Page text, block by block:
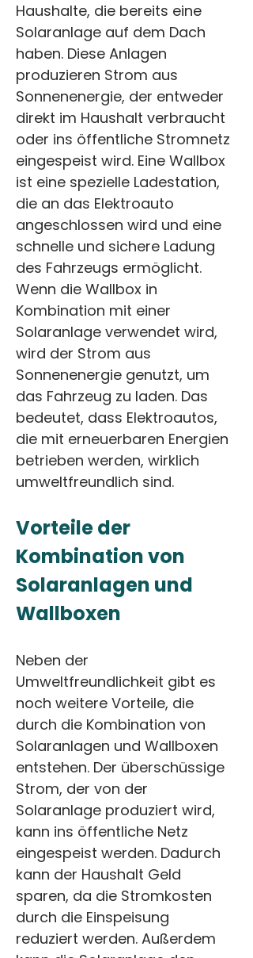
Haushalte, die bereits eine
Solaranlage auf dem Dach
haben. Diese Anlagen
produzieren Strom aus
Sonnenenergie, der entweder
direkt im Haushalt verbraucht
oder ins öffentliche Stromnetz
eingespeist wird. Eine Wallbox
ist eine spezielle Ladestation,
die an das Elektroauto
angeschlossen wird und eine
schnelle und sichere Ladung
des Fahrzeugs ermöglicht.
Wenn die Wallbox in
Kombination mit einer
Solaranlage verwendet wird,
wird der Strom aus
Sonnenenergie genutzt, um
das Fahrzeug zu laden. Das
bedeutet, dass Elektroautos,
die mit erneuerbaren Energien
betrieben werden, wirklich
umweltfreundlich sind.
Vorteile der
Kombination von
Solaranlagen und
Wallboxen
Neben der
Umweltfreundlichkeit gibt es
noch weitere Vorteile, die
durch die Kombination von
Solaranlagen und Wallboxen
entstehen. Der überschüssige
Strom, der von der
Solaranlage produziert wird,
kann ins öffentliche Netz
eingespeist werden. Dadurch
kann der Haushalt Geld
sparen, da die Stromkosten
durch die Einspeisung
reduziert werden. Außerdem